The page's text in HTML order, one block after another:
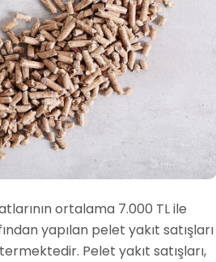
ortalama 7.000 TL ile
yapılan pelet yakıt satışları
Pelet yakıt satışları,